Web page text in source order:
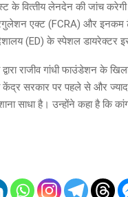
के वित्‍तीय लेनदेन की जांच
एक्ट (FCRA) और इनकम
(ED) के स्पेशल डायरेक्टर
राजीव गांधी फाउंडेशन के
केंद्र सरकार पर पहले से और
साधा है। उन्होंने कहा है कि